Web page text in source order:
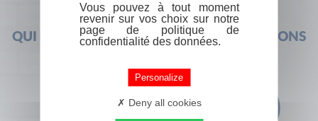
QUI SOMMES-NOUS ? FOIRE AUX QUESTIONS
Vous pouvez à tout moment
revenir sur vos choix sur notre
page de politique de
confidentialité des données.
Personalize
Deny all cookies